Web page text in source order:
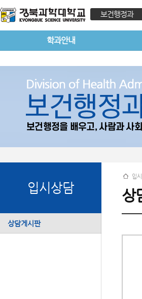
보건행정과
학과안내
입시상담
상담게시판
입
상